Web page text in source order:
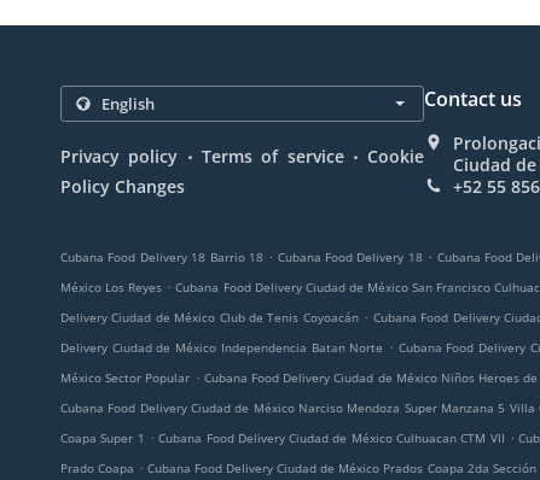
Privacy policy . Terms of service . Cookie
Policy Changes
Contact us
Ciudad
+52 55
Cubana Food Delivery 18 Barrio 18 . Cubana Food Delivery 18 . Cubana Food
México Los Reyes . Cubana Food Delivery Ciudad de México San Francisco
Delivery Ciudad de México Club de Tenis Coyoacán . Cubana Food Delivery
Delivery Ciudad de México Independencia Batan Norte . Cubana Food Delivery
México Sector Popular . Cubana Food Delivery Ciudad de México Niños Heroes
Cubana Food Delivery Ciudad de México Narciso Mendoza Super Manzana 5 Villa
Coapa Super 1 . Cubana Food Delivery Ciudad de México Culhuacan CTM VII .
Prado Coapa . Cubana Food Delivery Ciudad de México Prados Coapa 2da Sección